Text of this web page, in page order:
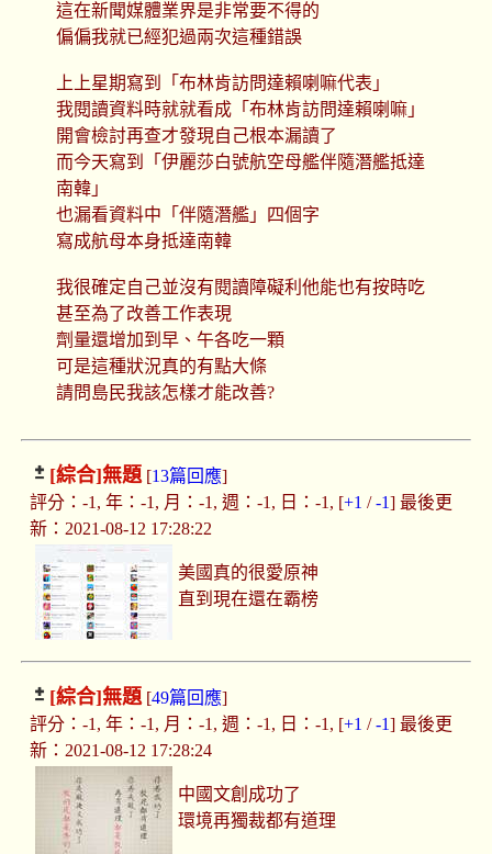
這在新聞媒體業界是非常要不得的
偏偏我就已經犯過兩次這種錯誤
上上星期寫到「布林肯訪問達賴喇嘛代表」
我閱讀資料時就就看成「布林肯訪問達賴喇嘛」
開會檢討再查才發現自己根本漏讀了
而今天寫到「伊麗莎白號航空母艦伴隨潛艦抵達
南韓」
也漏看資料中「伴隨潛艦」四個字
寫成航母本身抵達南韓
我很確定自己並沒有閱讀障礙利他能也有按時吃
甚至為了改善工作表現
劑量還增加到早、午各吃一顆
可是這種狀況真的有點大條
請問島民我該怎樣才能改善?
[綜合]無題[13篇回應]
評分：-1, 年：-1, 月：-1, 週：-1, 日：-1, [+1 /-1] 最後更
新：2021-08-12 17:28:22
美國真的很愛原神
直到現在還在霸榜
[綜合]無題[49篇回應]
評分：-1, 年：-1, 月：-1, 週：-1, 日：-1, [+1 /-1] 最後更
新：2021-08-12 17:28:24
中國文創成功了
環境再獨裁都有道理